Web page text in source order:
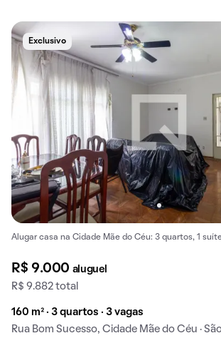
Exclusivo
Alugar casa na Cidade Mãe do Céu: 3 quartos, 1
R$ 9.000 aluguel
R$ 9.882 total
160 m² · 3 quartos · 3 vagas
Rua Bom Sucesso, Cidade Mãe do Céu ·